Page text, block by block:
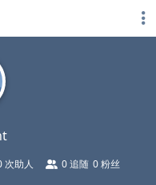
次助人 0追随 0粉丝